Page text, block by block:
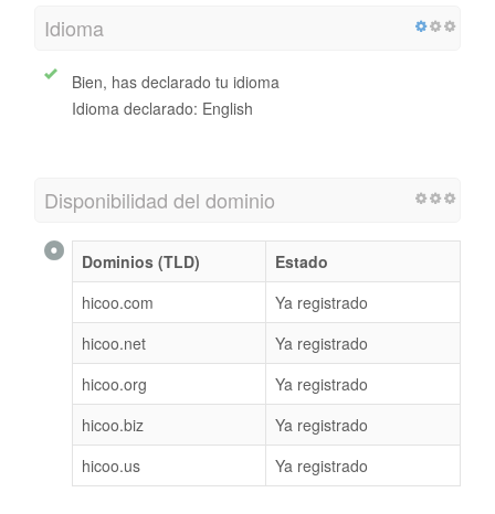
Idioma
Bien, has declarado tu idioma
Idioma declarado: English
Disponibilidad del dominio
Dominios (TLD)
Estado
hicoo.com
Ya registrado
hicoo.net
Ya registrado
hicoo.org
Ya registrado
hicoo.biz
Ya registrado
hicoo.us
Ya registrado